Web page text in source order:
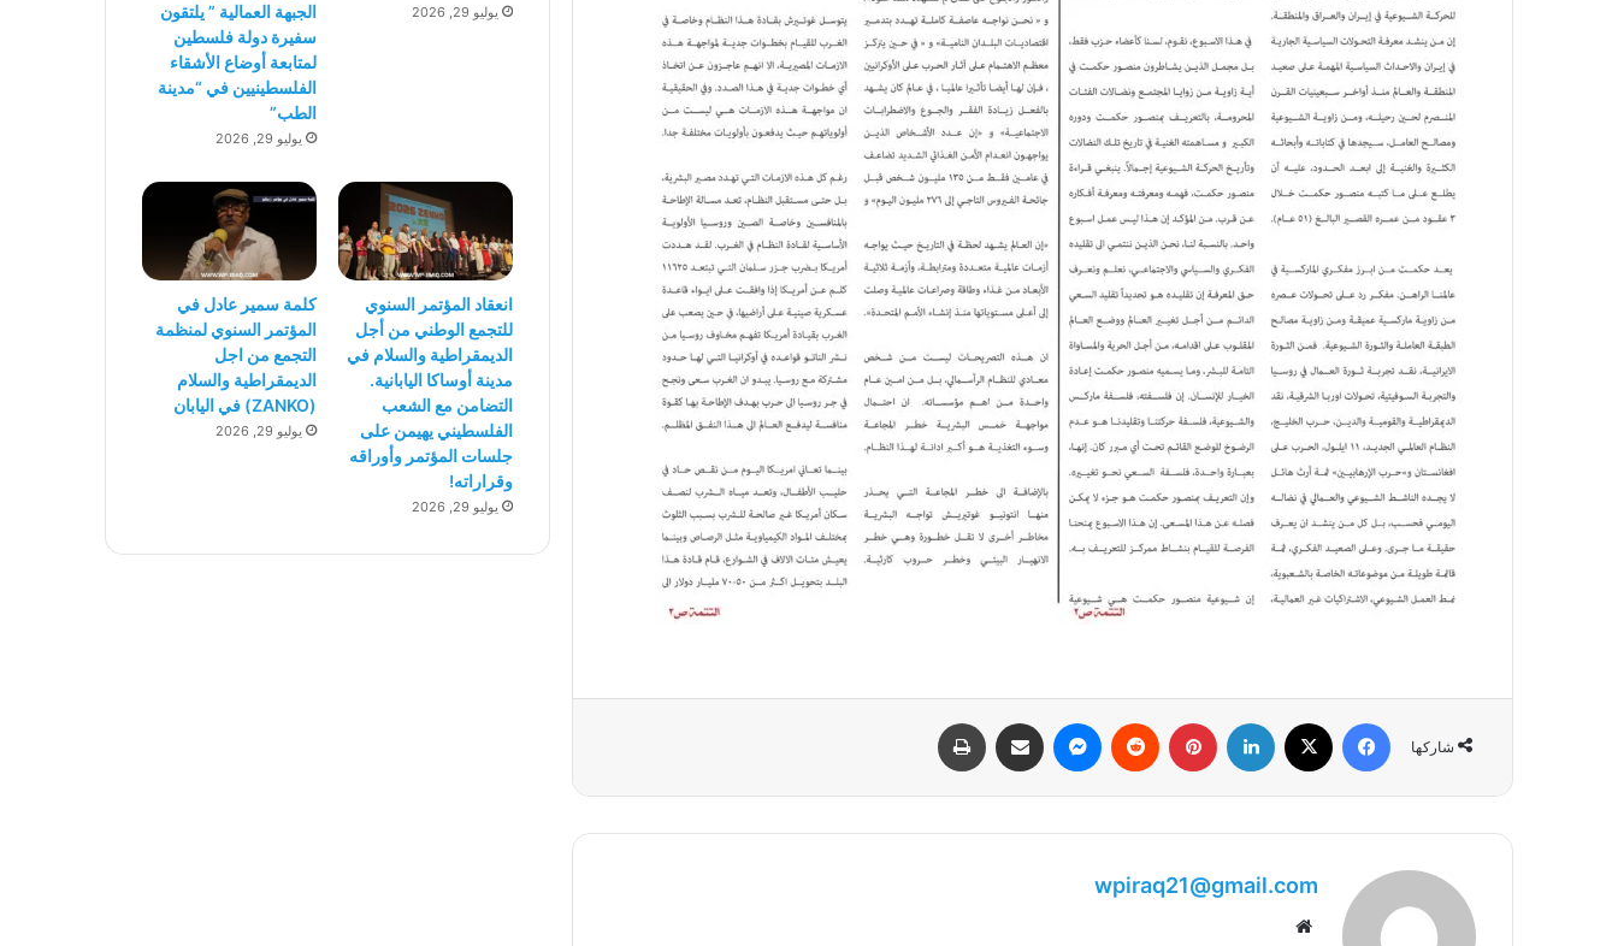
شاركها
فيسبوك لينكدإن بينتيريست ماسنجر مشاركة عبر البريد
wpiraq21@gmail.com
يوليو 29, 2026
الجبهة العمالية ” يلتقون
سفيرة دولة فلسطين
لمتابعة أوضاع الأشقاء
الفلسطينيين في “مدينة
الطب”
يوليو 29, 2026
انعقاد المؤتمر السنوي
للتجمع الوطني من أجل
الديمقراطية والسلام في
مدينة أوساكا اليابانية.
التضامن مع الشعب
الفلسطيني يهيمن على
جلسات المؤتمر وأوراقه
وقراراته!
يوليو 29, 2026
كلمة سمير عادل في
المؤتمر السنوي لمنظمة
التجمع من اجل
الديمقراطية والسلام
(ZANKO) في اليابان
يوليو 29, 2026